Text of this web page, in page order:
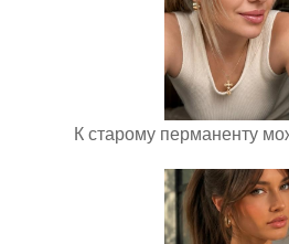
К старому перманенту